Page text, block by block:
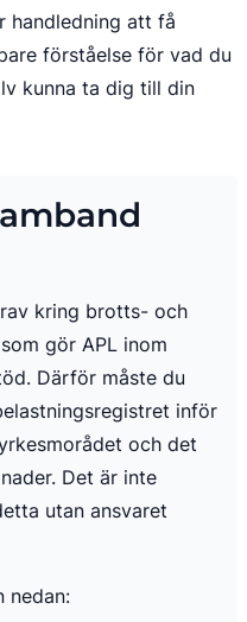
handledning att få
förståelse för vad du
kunna ta dig till din
kring brotts- och
gör APL inom
Därför måste du
inför
och det
Det är inte
utan ansvaret
nedan: